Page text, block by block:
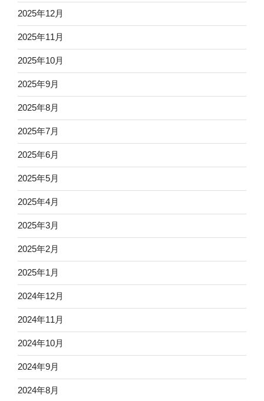
2025年12月
2025年11月
2025年10月
2025年9月
2025年8月
2025年7月
2025年6月
2025年5月
2025年4月
2025年3月
2025年2月
2025年1月
2024年12月
2024年11月
2024年10月
2024年9月
2024年8月